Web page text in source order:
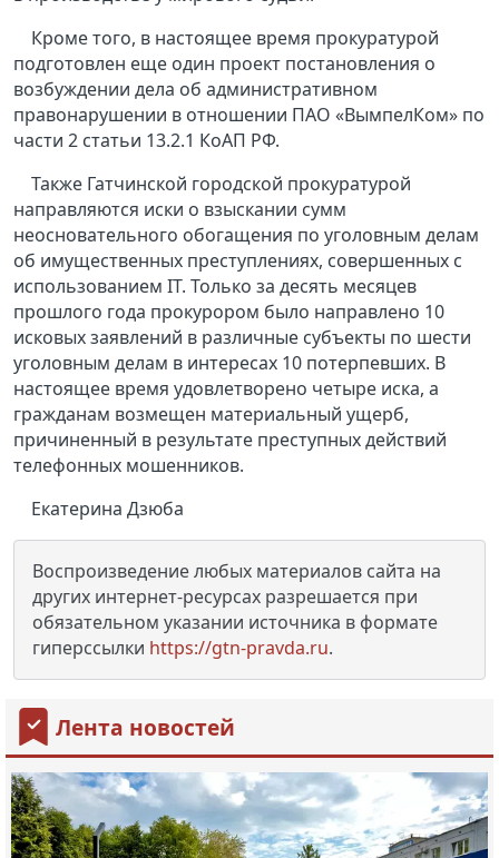
Кроме того, в настоящее время прокуратурой
подготовлен еще один проект постановления о
возбуждении дела об административном
правонарушении в отношении ПАО «ВымпелКом» по
части 2 статьи 13.2.1 КоАП РФ.
Также Гатчинской городской прокуратурой
направляются иски о взыскании сумм
неосновательного обогащения по уголовным делам
об имущественных преступлениях, совершенных с
использованием IT. Только за десять месяцев
прошлого года прокурором было направлено 10
исковых заявлений в различные субъекты по шести
уголовным делам в интересах 10 потерпевших. В
настоящее время удовлетворено четыре иска, а
гражданам возмещен материальный ущерб,
причиненный в результате преступных действий
телефонных мошенников.
Екатерина Дзюба
Воспроизведение любых материалов сайта на
других интернет-ресурсах разрешается при
обязательном указании источника в формате
гиперссылки https://gtn-pravda.ru.
Лента новостей